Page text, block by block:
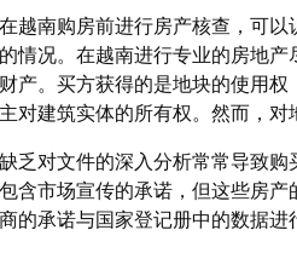
在越南购房前进行房产核查，可
的情况。在越南进行专业的房地
财产。买方获得的是地块的使用
主对建筑实体的所有权。然而，对
缺乏对文件的深入分析常常导致
包含市场宣传的承诺，但这些房
商的承诺与国家登记册中的数据进